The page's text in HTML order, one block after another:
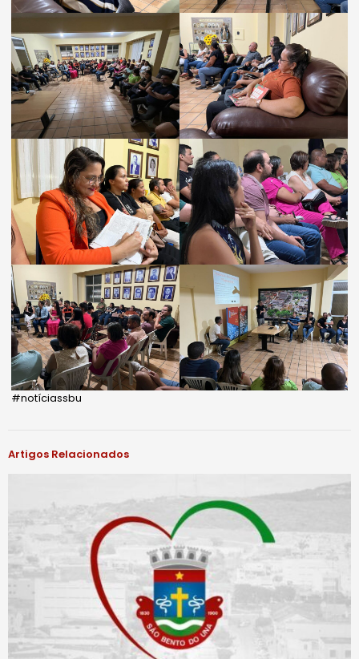
#notíciassbu
Artigos Relacionados